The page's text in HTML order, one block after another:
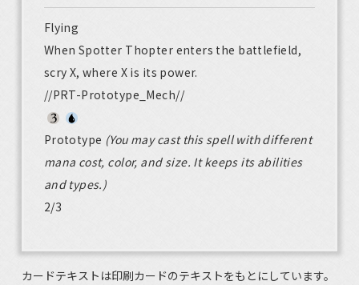
Flying
When Spotter Thopter enters the battlefield,
scry X, where X is its power.
//PRT-Prototype_Mech//
Prototype (You may cast this spell with different
mana cost, color, and size. It keeps its abilities
and types.)
2/3
カードテキストは印刷カードのテキストをもとにしています。